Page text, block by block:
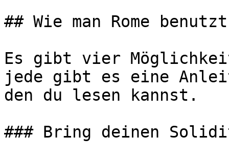
## Wie man Rome benutzt
Es gibt vier
jede gibt es eine
den du lesen kannst.
### Bring deinen